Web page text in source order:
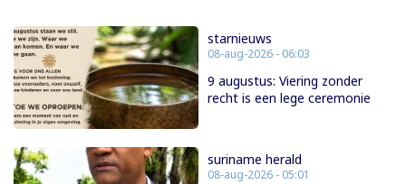
starnieuws
08-aug-2026 - 06:03
9 augustus: Viering zonder
recht is een lege ceremonie
suriname herald
08-aug-2026 - 05:01